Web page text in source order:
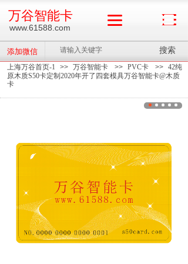
上海万谷首页-1 >> 万谷智能卡 >> PVC卡 >> 42纯
原木质S50卡定制2020年开了四套模具万谷智能卡@木质
卡
添加微信 搜索
www.61588.com
万谷智能卡